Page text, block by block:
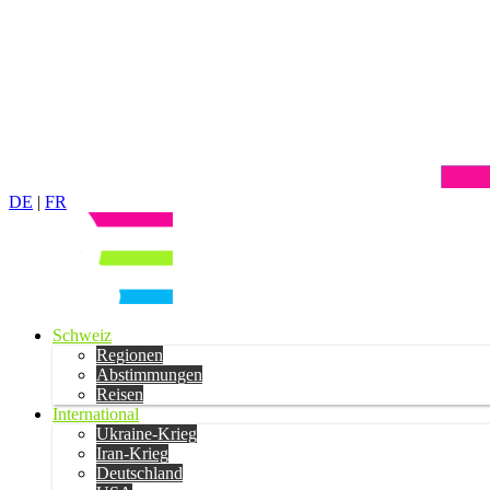
DE | FR
Schweiz
Regionen
Abstimmungen
Reisen
International
Ukraine-Krieg
Iran-Krieg
Deutschland